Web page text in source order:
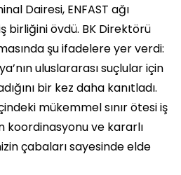
Dairesi, ENFAST ağı
birliğini övdü. BK Direktörü
şu ifadelere yer verdi:
uluslararası suçlular için
bir kez daha kanıtladı.
mükemmel sınır ötesi iş
koordinasyonu ve kararlı
çabaları sayesinde elde